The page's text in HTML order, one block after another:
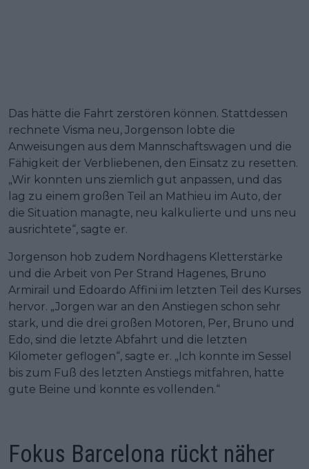
Das hätte die Fahrt zerstören können. Stattdessen
rechnete Visma neu, Jorgenson lobte die
Anweisungen aus dem Mannschaftswagen und die
Fähigkeit der Verbliebenen, den Einsatz zu resetten.
„Wir konnten uns ziemlich gut anpassen, und das
lag zu einem großen Teil an Mathieu im Auto, der
die Situation managte, neu kalkulierte und uns neu
ausrichtete“, sagte er.
Jorgenson hob zudem Nordhagens Kletterstärke
und die Arbeit von Per Strand Hagenes, Bruno
Armirail und Edoardo Affini im letzten Teil des Kurses
hervor. „Jorgen war an den Anstiegen schon sehr
stark, und die drei großen Motoren, Per, Bruno und
Edo, sind die letzte Abfahrt und die letzten
Kilometer geflogen“, sagte er. „Ich konnte im Sessel
bis zum Fuß des letzten Anstiegs mitfahren, hatte
gute Beine und konnte es vollenden.“
Fokus Barcelona rückt näher